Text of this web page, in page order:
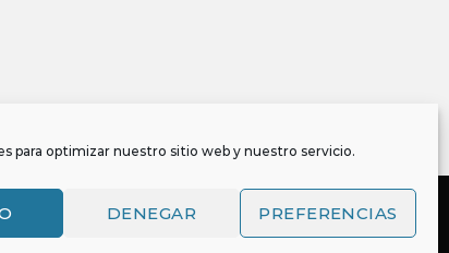
para optimizar nuestro sitio web y nuestro servicio.
DENEGAR PREFERENCIAS